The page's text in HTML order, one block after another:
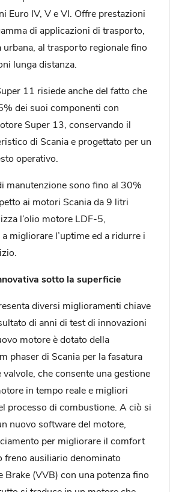
Euro IV, V e VI. Offre prestazioni
di applicazioni di trasporto,
urbana, al trasporto regionale fino
lunga distanza.
11 risiede anche del fatto che
dei suoi componenti con
Super 13, conservando il
di Scania e progettato per un
operativo.
manutenzione sono fino al 30%
ai motori Scania da 9 litri
l’olio motore LDF-5,
migliorare l’uptime ed a ridurre i
sotto la superficie
diversi miglioramenti chiave
di anni di test di innovazioni
motore è dotato della
phaser di Scania per la fasatura
valvole, che consente una gestione
in tempo reale e migliori
processo di combustione. A ciò si
nuovo software del motore,
per migliorare il comfort
freno ausiliario denominato
Brake (VVB) con una potenza fino